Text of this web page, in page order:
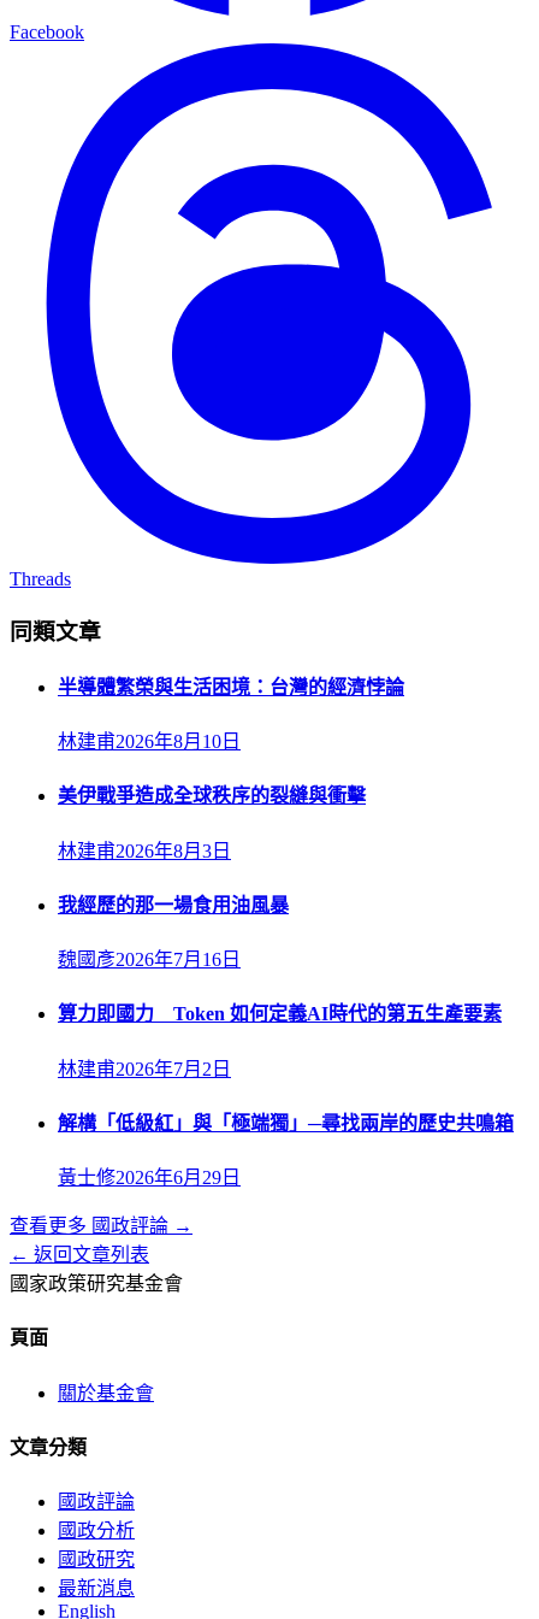
Facebook
Threads
同類文章
半導體繁榮與生活困境：台灣的經濟悖論
林建甫2026年8月10日
美伊戰爭造成全球秩序的裂縫與衝擊
林建甫2026年8月3日
我經歷的那一場食用油風暴
魏國彥2026年7月16日
算力即國力 Token 如何定義AI時代的第五生產要素
林建甫2026年7月2日
解構「低級紅」與「極端獨」─尋找兩岸的歷史共鳴箱
黃士修2026年6月29日
查看更多 國政評論 →
← 返回文章列表
國家政策研究基金會
頁面
關於基金會
文章分類
國政評論
國政分析
國政研究
最新消息
English